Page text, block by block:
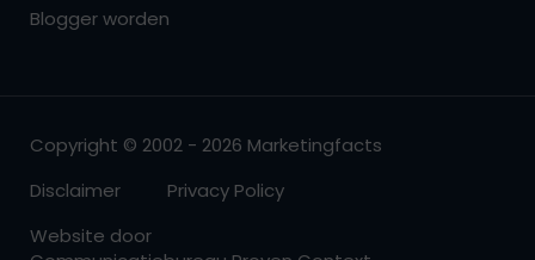
Blogger worden
Copyright © 2002 - 2026 Marketingfacts
Disclaimer
Privacy Policy
Website door